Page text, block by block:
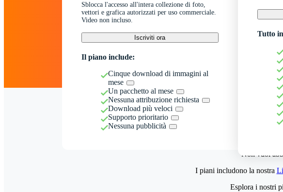
Sblocca l'accesso all'intera collezione di foto,
vettori e grafica autorizzati per uso commerciale.
Video non incluso.
Iscriviti ora
Il piano include:
Cinque download di immagini al
mese
Un pacchetto al mese
Nessuna attribuzione richiesta
Download più veloci
Supporto prioritario
Nessuna pubblicità
Tutto
Non vuoi
I piani includono la nostra
Esplora i nostri